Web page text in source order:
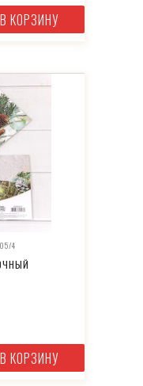
В КОРЗИНУ
4
В КОРЗИНУ